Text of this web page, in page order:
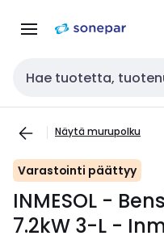
navigointiinsisältöön
Haku
Näytä murupolku
Varastointi päättyy
INMESOL -
7.2kW 3-L -